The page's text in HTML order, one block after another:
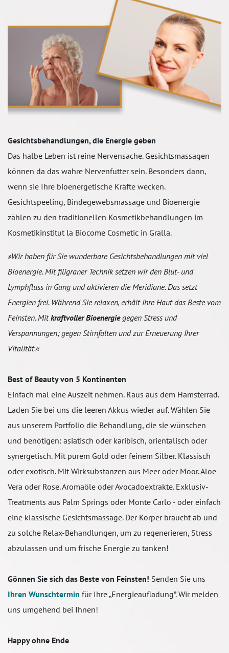
Gesichtsbehandlungen, die Energie geben
Das halbe Leben ist reine Nervensache. Gesichtsmassagen
können da das wahre Nervenfutter sein. Besonders dann,
wenn sie Ihre bioenergetische Kräfte wecken.
Gesichtspeeling, Bindegewebsmassage und Bioenergie
zählen zu den traditionellen Kosmetikbehandlungen im
Kosmetikinstitut la Biocome Cosmetic in Gralla.
»Wir haben für Sie wunderbare Gesichtsbehandlungen mit viel
Bioenergie. Mit filigraner Technik setzen wir den Blut- und
Lymphfluss in Gang und aktivieren die Meridiane. Das setzt
Energien frei. Während Sie relaxen, erhält Ihre Haut das Beste vom
Feinsten.Mitkraftvoller Bioenergiegegen Stress und
Verspannungen; gegen Stirnfalten und zur Erneuerung Ihrer
Vitalität.«
Best of Beauty von 5 Kontinenten
Einfach mal eine Auszeit nehmen. Raus aus dem Hamsterrad.
Laden Sie bei uns die leeren Akkus wieder auf. Wählen Sie
aus unserem Portfolio die Behandlung, die sie wünschen
und benötigen: asiatisch oder karibisch, orientalisch oder
synergetisch. Mit purem Gold oder feinem Silber. Klassisch
oder exotisch. Mit Wirksubstanzen aus Meer oder Moor. Aloe
Vera oder Rose. Aromaöle oder Avocadoextrakte. Exklusiv-
Treatments aus Palm Springs oder Monte Carlo - oder einfach
eine klassische Gesichtsmassage. Der Körper braucht ab und
zu solche Relax-Behandlungen, um zu regenerieren, Stress
abzulassen und um frische Energie zu tanken!
Gönnen Sie sich das Beste von Feinsten! Senden Sie uns
Ihren Wunschtermin für Ihre „Energieaufladung”. Wir melden
uns umgehend bei Ihnen!
Happy ohne Ende